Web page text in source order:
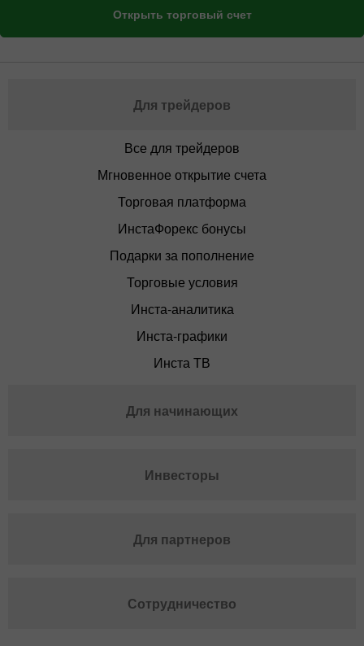
Открыть торговый счет
Для трейдеров
Все для трейдеров
Мгновенное открытие счета
Торговая платформа
ИнстаФорекс бонусы
Подарки за пополнение
Торговые условия
Инста-аналитика
Инста-графики
Инста ТВ
Для начинающих
Инвесторы
Для партнеров
Сотрудничество